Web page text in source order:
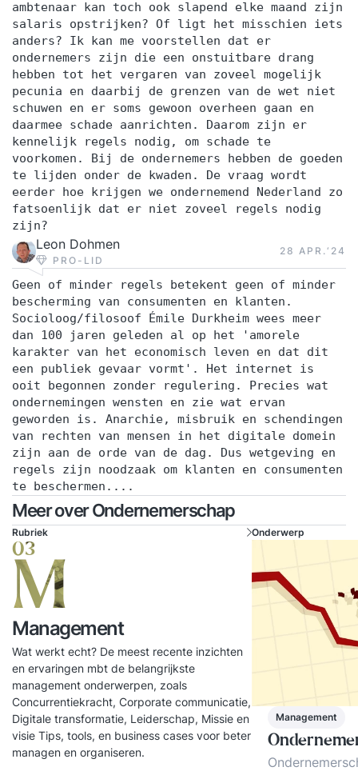
ambtenaar kan toch ook slapend elke maand zijn
salaris opstrijken? Of ligt het misschien iets
anders? Ik kan me voorstellen dat er
ondernemers zijn die een onstuitbare drang
hebben tot het vergaren van zoveel mogelijk
pecunia en daarbij de grenzen van de wet niet
schuwen en er soms gewoon overheen gaan en
daarmee schade aanrichten. Daarom zijn er
kennelijk regels nodig, om schade te
voorkomen. Bij de ondernemers hebben de goeden
te lijden onder de kwaden. De vraag wordt
eerder hoe krijgen we ondernemend Nederland zo
fatsoenlijk dat er niet zoveel regels nodig
zijn?
Leon Dohmen
PRO-LID
28 APR.‘24
Geen of minder regels betekent geen of minder
bescherming van consumenten en klanten.
Socioloog/filosoof Émile Durkheim wees meer
dan 100 jaren geleden al op het 'amorele
karakter van het economisch leven en dat dit
een publiek gevaar vormt'. Het internet is
ooit begonnen zonder regulering. Precies wat
ondernemingen wensten en zie wat ervan
geworden is. Anarchie, misbruik en schendingen
van rechten van mensen in het digitale domein
zijn aan de orde van de dag. Dus wetgeving en
regels zijn noodzaak om klanten en consumenten
te beschermen....
Meer over Ondernemerschap
Rubriek
03
M
Management
Wat werkt echt? De meest recente inzichten
en ervaringen mbt de belangrijkste
management onderwerpen, zoals
Concurrentiekracht, Corporate communicatie,
Digitale transformatie, Leiderschap, Missie en
visie Tips, tools, en business cases voor beter
managen en organiseren.
Onderwerp
Management